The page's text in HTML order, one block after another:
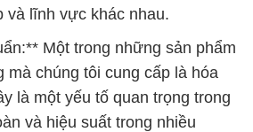
và lĩnh vực khác nhau.
Một trong những sản phẩm
mà chúng tôi cung cấp là hóa
là một yếu tố quan trọng trong
và hiệu suất trong nhiều